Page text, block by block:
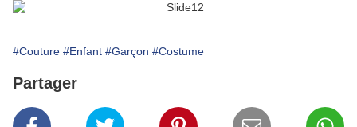
#Couture #Enfant #Garçon #Costume
Partager